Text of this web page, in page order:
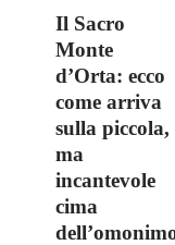
Il Sacro
Monte
d’Orta: ecco
come arriva
sulla piccola,
ma
incantevole
cima